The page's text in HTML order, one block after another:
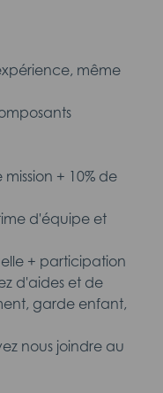
même
+ 10% de
d'équipe et
+ participation
d'aides et de
garde enfant,
nous joindre au